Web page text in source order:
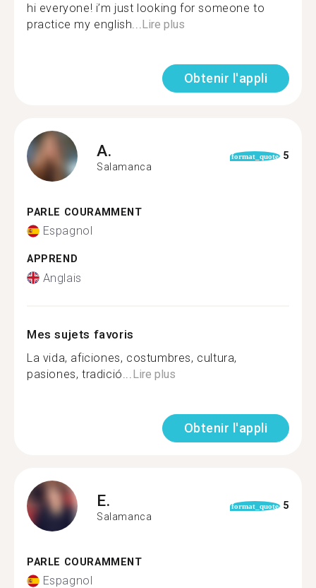
hi everyone! i’m just looking for someone to
practice my english... Lire plus
Obtenir l'appli
A.
Salamanca
format_quote 5
PARLE COURAMMENT
Espagnol
APPREND
Anglais
Mes sujets favoris
La vida, aficiones, costumbres, cultura,
pasiones, tradició... Lire plus
Obtenir l'appli
E.
Salamanca
format_quote 5
PARLE COURAMMENT
Espagnol